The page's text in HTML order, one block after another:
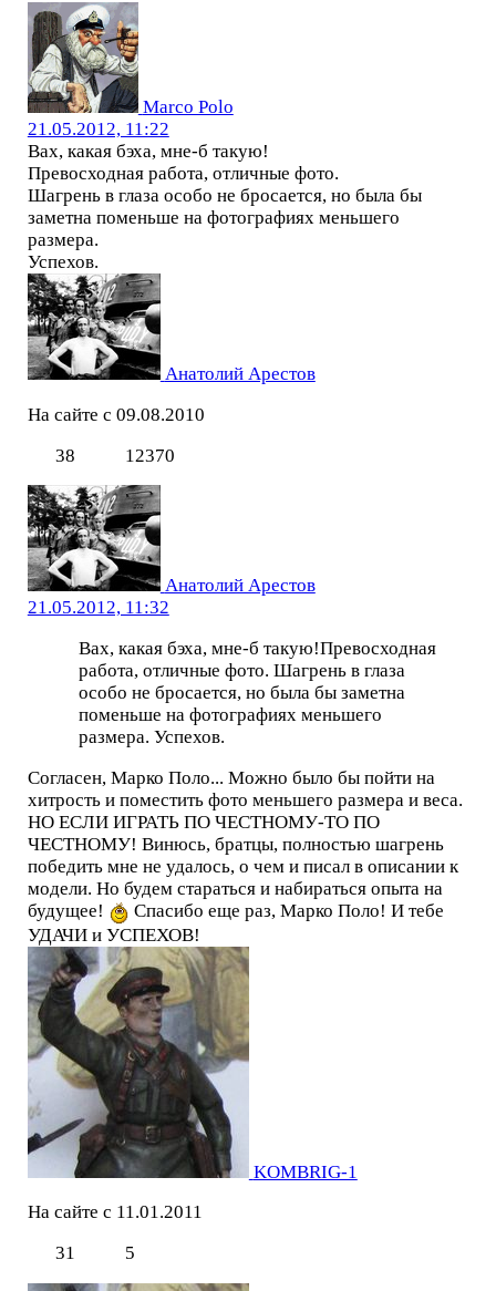
Marco Polo
21.05.2012, 11:22
Вах, какая бэха, мне-б такую!
Превосходная работа, отличные фото.
Шагрень в глаза особо не бросается, но была бы
заметна поменьше на фотографиях меньшего
размера.
Успехов.
Анатолий Арестов
На сайте с 09.08.2010
38
12370
Анатолий Арестов
21.05.2012, 11:32
Вах, какая бэха, мне-б такую!Превосходная
работа, отличные фото. Шагрень в глаза
особо не бросается, но была бы заметна
поменьше на фотографиях меньшего
размера. Успехов.
Согласен, Марко Поло... Можно было бы пойти на
хитрость и поместить фото меньшего размера и веса.
НО ЕСЛИ ИГРАТЬ ПО ЧЕСТНОМУ-ТО ПО
ЧЕСТНОМУ! Винюсь, братцы, полностью шагрень
победить мне не удалось, о чем и писал в описании к
модели. Но будем стараться и набираться опыта на
будущее!
Спасибо еще раз, Марко Поло! И тебе
УДАЧИ и УСПЕХОВ!
KOMBRIG-1
На сайте с 11.01.2011
31
5